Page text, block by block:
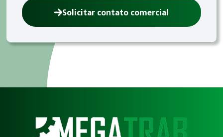
Solicitar contato comercial